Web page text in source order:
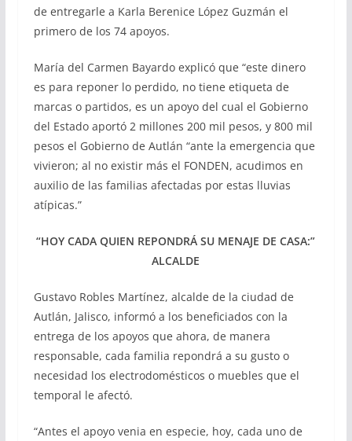
de entregarle a Karla Berenice López Guzmán el
primero de los 74 apoyos.
María del Carmen Bayardo explicó que “este dinero
es para reponer lo perdido, no tiene etiqueta de
marcas o partidos, es un apoyo del cual el Gobierno
del Estado aportó 2 millones 200 mil pesos, y 800 mil
pesos el Gobierno de Autlán “ante la emergencia que
vivieron; al no existir más el FONDEN, acudimos en
auxilio de las familias afectadas por estas lluvias
atípicas.”
“HOY CADA QUIEN REPONDRÁ SU MENAJE DE CASA:”
ALCALDE
Gustavo Robles Martínez, alcalde de la ciudad de
Autlán, Jalisco, informó a los beneficiados con la
entrega de los apoyos que ahora, de manera
responsable, cada familia repondrá a su gusto o
necesidad los electrodomésticos o muebles que el
temporal le afectó.
“Antes el apoyo venia en especie, hoy, cada uno de